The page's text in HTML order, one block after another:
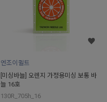
엔조이퀼트
[미싱바늘] 오렌지 가정용미싱 보통 바
늘 16호
130R_705h_16